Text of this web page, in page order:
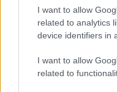
I want to allow
related to analytics
device identifiers in
I want to allow
related to
È morto
tenne